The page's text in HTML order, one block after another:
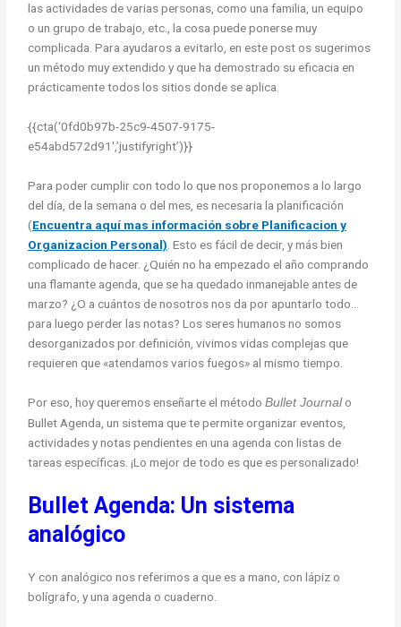
las actividades de varias personas, como una familia, un equipo
o un grupo de trabajo, etc., la cosa puede ponerse muy
complicada. Para ayudaros a evitarlo, en este post os sugerimos
un método muy extendido y que ha demostrado su eficacia en
prácticamente todos los sitios donde se aplica.
{{cta(‘0fd0b97b-25c9-4507-9175-
e54abd572d91′,’justifyright’)}}
Para poder cumplir con todo lo que nos proponemos a lo largo
del día, de la semana o del mes, es necesaria la planificación
(Encuentra aquí mas información sobre Planificacion y
Organizacion Personal) . Esto es fácil de decir, y más bien
complicado de hacer. ¿Quién no ha empezado el año comprando
una flamante agenda, que se ha quedado inmanejable antes de
marzo? ¿O a cuántos de nosotros nos da por apuntarlo todo…
para luego perder las notas? Los seres humanos no somos
desorganizados por definición, vivimos vidas complejas que
requieren que «atendamos varios fuegos» al mismo tiempo.
Por eso, hoy queremos enseñarte el métodoBullet Journalo
Bullet Agenda, un sistema que te permite organizar eventos,
actividades y notas pendientes en una agenda con listas de
tareas específicas. ¡Lo mejor de todo es que es personalizado!
Bullet Agenda: Un sistema
analógico
Y con analógico nos referimos a que es a mano, con lápiz o
bolígrafo, y una agenda o cuaderno.